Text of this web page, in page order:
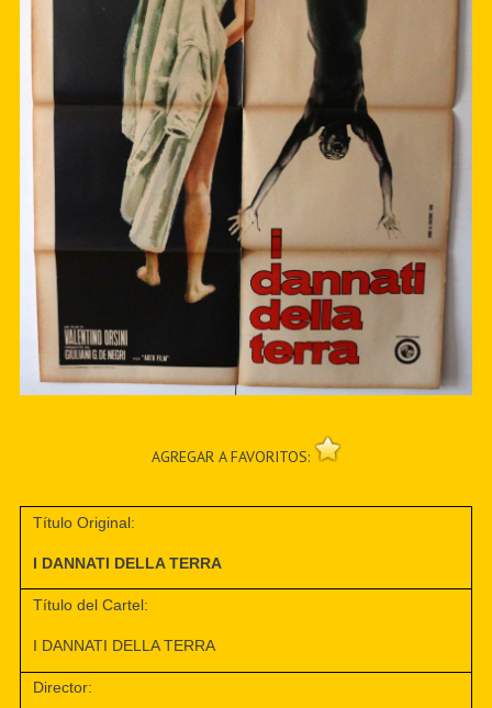
AGREGAR A FAVORITOS:
Título Original:
I DANNATI DELLA TERRA
Título del Cartel:
I DANNATI DELLA TERRA
Director: